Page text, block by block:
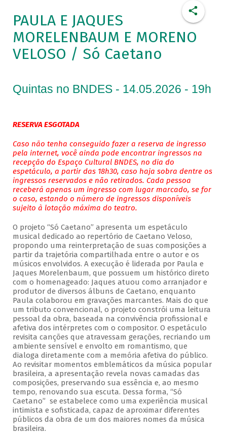
PAULA E JAQUES
MORELENBAUM E MORENO
VELOSO / Só Caetano
Quintas no BNDES - 14.05.2026 - 19h
RESERVA ESGOTADA
Caso não tenha conseguido fazer a reserva de ingresso
pela internet, você ainda pode encontrar ingressos na
recepção do Espaço Cultural BNDES, no dia do
espetáculo, a partir das 18h30, caso haja sobra dentre os
ingressos reservados e não retirados. Cada pessoa
receberá apenas um ingresso com lugar marcado, se for
o caso, estando o número de ingressos disponíveis
sujeito à lotação máxima do teatro.
O projeto “Só Caetano” apresenta um espetáculo
musical dedicado ao repertório de Caetano Veloso,
propondo uma reinterpretação de suas composições a
partir da trajetória compartilhada entre o autor e os
músicos envolvidos. A execução é liderada por Paula e
Jaques Morelenbaum, que possuem um histórico direto
com o homenageado: Jaques atuou como arranjador e
produtor de diversos álbuns de Caetano, enquanto
Paula colaborou em gravações marcantes. Mais do que
um tributo convencional, o projeto constrói uma leitura
pessoal da obra, baseada na convivência profissional e
afetiva dos intérpretes com o compositor. O espetáculo
revisita canções que atravessam gerações, recriando um
ambiente sensível e envolto em romantismo, que
dialoga diretamente com a memória afetiva do público.
Ao revisitar momentos emblemáticos da música popular
brasileira, a apresentação revela novas camadas das
composições, preservando sua essência e, ao mesmo
tempo, renovando sua escuta. Dessa forma, “Só
Caetano” se estabelece como uma experiência musical
intimista e sofisticada, capaz de aproximar diferentes
públicos da obra de um dos maiores nomes da música
brasileira.